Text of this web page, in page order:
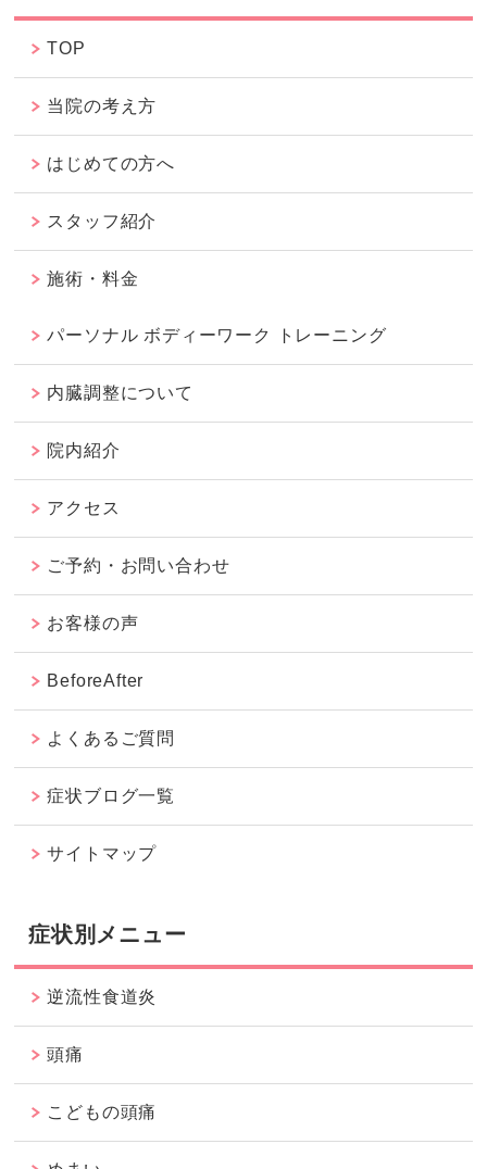
TOP
当院の考え方
はじめての方へ
スタッフ紹介
施術・料金
パーソナル ボディーワーク トレーニング
内臓調整について
院内紹介
アクセス
ご予約・お問い合わせ
お客様の声
BeforeAfter
よくあるご質問
症状ブログ一覧
サイトマップ
症状別メニュー
逆流性食道炎
頭痛
こどもの頭痛